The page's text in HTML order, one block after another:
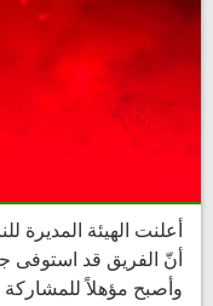
أعلنت الهيئة المديرة
أنّ الفريق قد استوفى
وأصبح مؤهلاً